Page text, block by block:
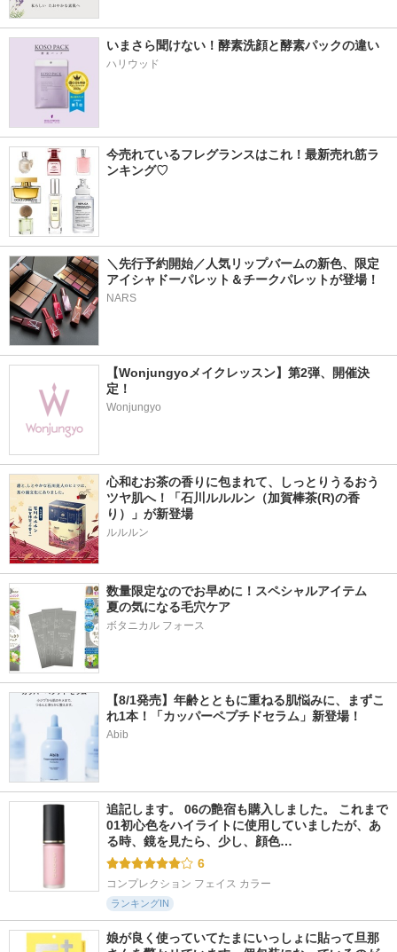
いまさら聞けない！酵素洗顔と酵素パックの違い
ハリウッド
今売れているフレグランスはこれ！最新売れ筋ラ
ンキング♡
＼先行予約開始／人気リップバームの新色、限定
アイシャドーパレット＆チークパレットが登場！
NARS
【Wonjungyoメイクレッスン】第2弾、開催決
定！
Wonjungyo
心和むお茶の香りに包まれて、しっとりうるおう
ツヤ肌へ！「石川ルルルン（加賀棒茶(R)の香
り）」が新登場
数量限定なのでお早めに！スペシャルアイテム
夏の気になる毛穴ケア
ボタニカル フォース
【8/1発売】年齢とともに重ねる肌悩みに、まずこ
れ1本！「カッパーペプチドセラム」新登場！
Abib
追記します。 06の艶宿も購入しました。 これまで
01初心色をハイライトに使用していましたが、あ
る時、鏡を見たら、少し、顔色…
6
コンプレクション フェイス カラー
ランキングIN
娘が良く使っていてたまにいっしょに貼って旦那